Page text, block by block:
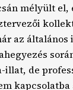
mélyült el,
az általános
illat, de
kapcsolatba